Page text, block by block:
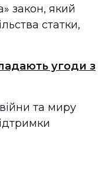
закон, який
статки,
угоди з
та миру